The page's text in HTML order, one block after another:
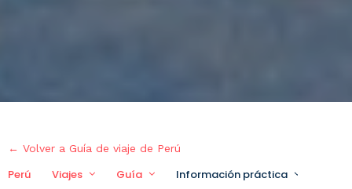
← Volver a Guía de viaje de Perú
Perú Viajes Guía Información práctica